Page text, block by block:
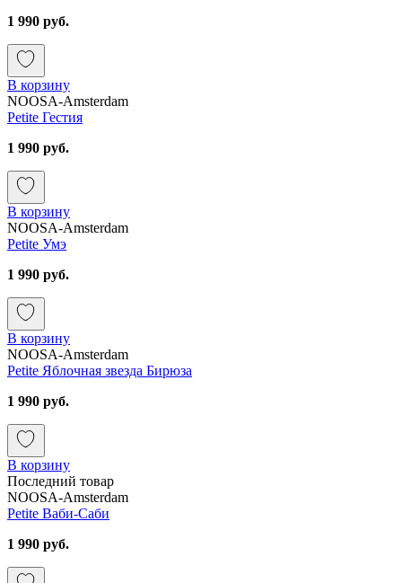
1 990 руб.
В корзину
NOOSA-Amsterdam
Petite Гестия
1 990 руб.
В корзину
NOOSA-Amsterdam
Petite Умэ
1 990 руб.
В корзину
NOOSA-Amsterdam
Petite Яблочная звезда Бирюза
1 990 руб.
В корзину
Последний товар
NOOSA-Amsterdam
Petite Ваби-Саби
1 990 руб.